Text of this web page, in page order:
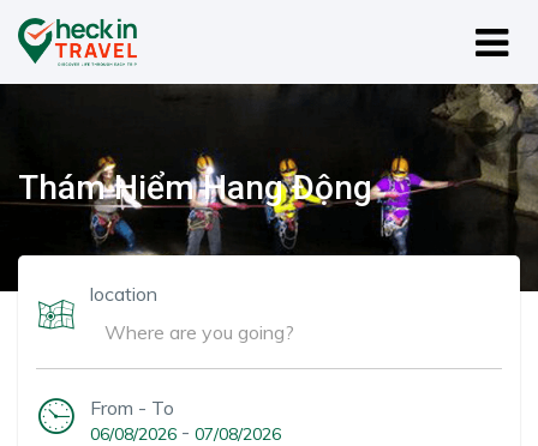
Thám Hiểm Hang Động
location
From - To
06/08/2026 - 07/08/2026